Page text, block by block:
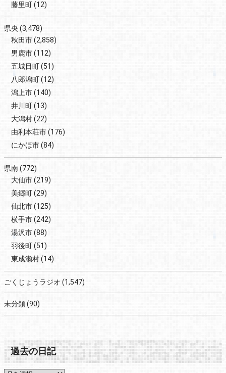
藤里町(12)
県央(3,478)
秋田市(2,858)
男鹿市(112)
五城目町(51)
八郎潟町(12)
潟上市(140)
井川町(13)
大潟村(22)
由利本荘市(176)
にかほ市(84)
県南(772)
大仙市(219)
美郷町(29)
仙北市(125)
横手市(242)
湯沢市(88)
羽後町(51)
東成瀬村(14)
ごくじょうラジオ (1,547)
未分類(90)
過去の日記